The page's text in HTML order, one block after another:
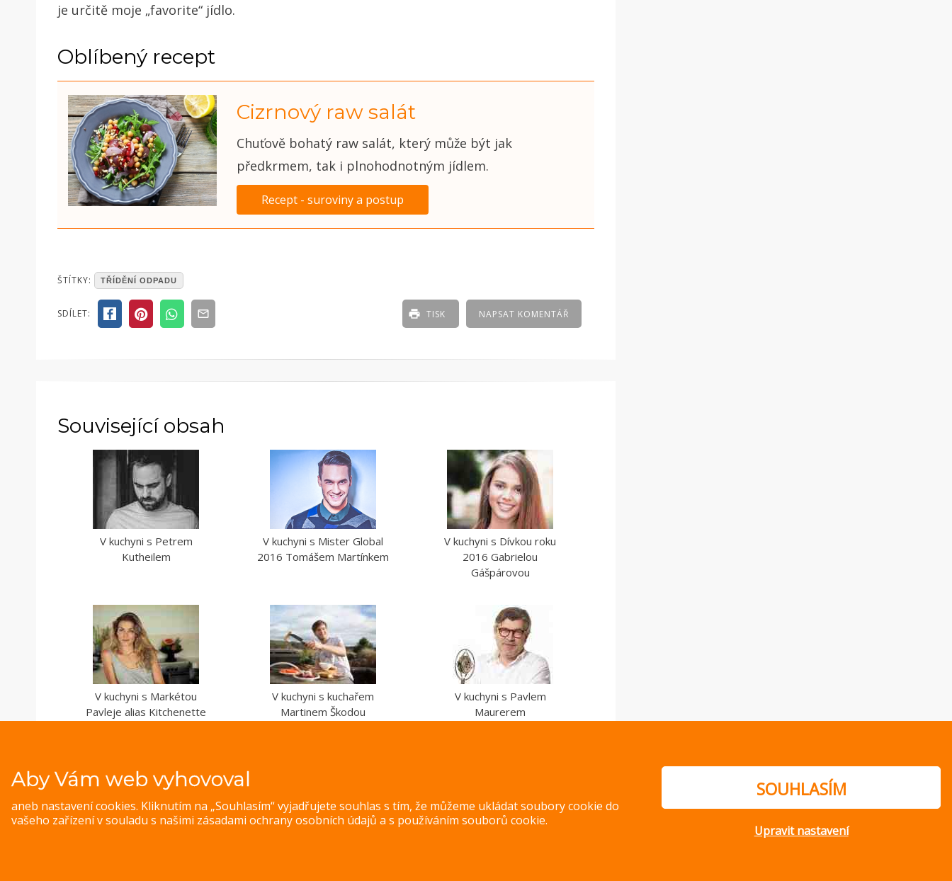
je určitě moje „favorite“ jídlo.
Oblíbený recept
Cizrnový raw salát
Chuťově bohatý raw salát, který může být jak
předkrmem, tak i plnohodnotným jídlem.
Recept - suroviny a postup
POSTED
ČLÁNKY
ŠTÍTKY: TŘÍDĚNÍ ODPADU
SDÍLET: NAPSAT KOMENTÁŘ
TISK
Související obsah
V kuchyni s Petrem
Kutheilem
V kuchyni s Mister Global
2016 Tomášem Martínkem
V kuchyni s Dívkou roku
2016 Gabrielou
Gášpárovou
V kuchyni s Markétou
Pavleje alias Kitchenette
V kuchyni s kuchařem
Martinem Škodou
V kuchyni s Pavlem
Maurerem
Aby Vám web vyhovoval
aneb nastavení cookies. Kliknutím na „Souhlasím“ vyjadřujete souhlas s tím, že můžeme ukládat soubory cookie do
vašeho zařízení v souladu s našimi zásadami ochrany osobních údajů a s používáním souborů cookie.
SOUHLASÍM
Upravit nastavení